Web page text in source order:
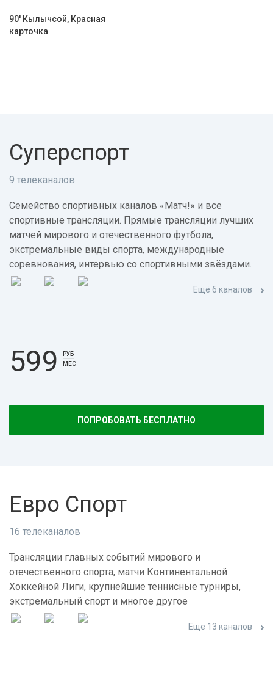
90' Кылычсой, Красная
карточка
Суперспорт
9 телеканалов
Семейство спортивных каналов «Матч!» и все
спортивные трансляции. Прямые трансляции лучших
матчей мирового и отечественного футбола,
экстремальные виды спорта, международные
соревнования, интервью со спортивными звёздами.
Ещё 6 каналов
599
РУБ
МЕС
ПОПРОБОВАТЬ БЕСПЛАТНО
Евро Спорт
16 телеканалов
Трансляции главных событий мирового и
отечественного спорта, матчи Континентальной
Хоккейной Лиги, крупнейшие теннисные турниры,
экстремальный спорт и многое другое
Ещё 13 каналов